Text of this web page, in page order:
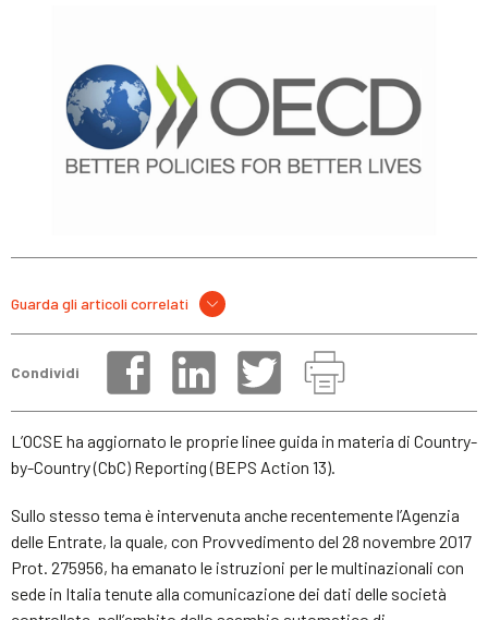
Guarda gli articoli correlati
Condividi
L’OCSE ha aggiornato le proprie linee guida in materia di Country-
by-Country (CbC) Reporting (BEPS Action 13).
Sullo stesso tema è intervenuta anche recentemente l’Agenzia
delle Entrate, la quale, con Provvedimento del 28 novembre 2017
Prot. 275956, ha emanato le istruzioni per le multinazionali con
sede in Italia tenute alla comunicazione dei dati delle società